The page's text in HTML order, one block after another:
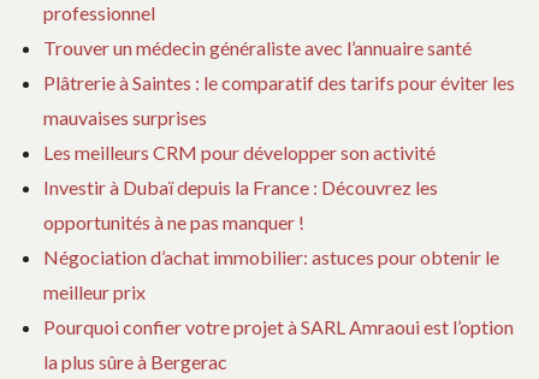
’
r
t
professionnel
Trouver un médecin généraliste avec l’annuaire santé
Plâtrerie à Saintes : le comparatif des tarifs pour éviter les
mauvaises surprises
Les meilleurs CRM pour développer son activité
Investir à Dubaï depuis la France : Découvrez les
opportunités à ne pas manquer !
Négociation d’achat immobilier: astuces pour obtenir le
meilleur prix
Pourquoi confier votre projet à SARL Amraoui est l’option
la plus sûre à Bergerac